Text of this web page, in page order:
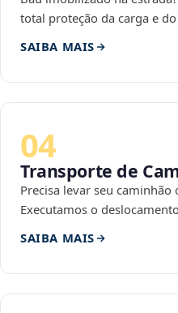
total proteção da carga e
SAIBA MAIS
04
Transporte de
Precisa levar seu
Executamos o
SAIBA MAIS